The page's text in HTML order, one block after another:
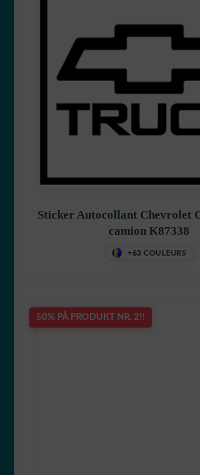
Sticker Autocollant Chevrolet
camion K87338
+63 COULEURS
50% PÅ PRODUKT NR. 2!!